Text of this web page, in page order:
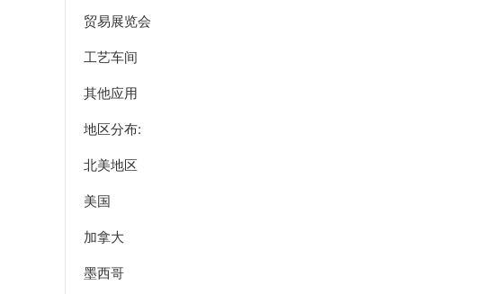
贸易展览会
工艺车间
其他应用
地区分布:
北美地区
美国
加拿大
墨西哥